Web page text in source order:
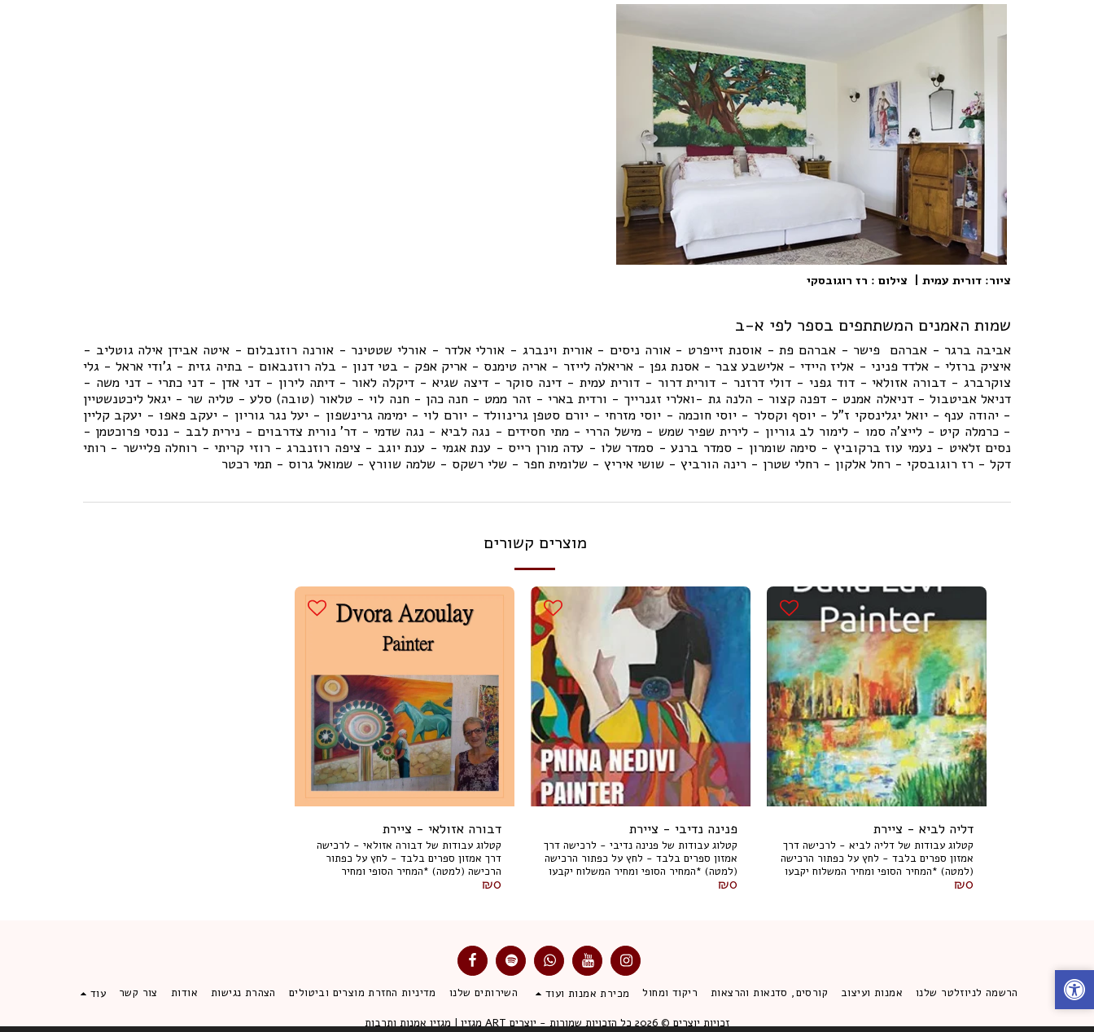
ציור: דורית עמית | צילום : רז רוגובסקי
שמות האמנים המשתתפים בספר לפי א-ב
אביבה ברגר - אברהם פישר - אברהם פת - אוסנת זייפרט - אורה ניסים - אורית וינברג - אורלי אלדר - אורלי שטטינר - אורנה רוזנבלום - איטה אבידן אילה גוטליב -
איציק ברזלי - אלדד פניני - אליז היידי - אלישבע צבר - אסנת גפן - אריאלה לייזר - אריה טימנס - אריק אפק - בטי דנון - בלה רוזנבאום - בתיה גזית - ג'ודי אראל - גלי
צוקרברג - דבורה אזולאי - דוד גפני - דולי דרזנר - דורית דרור - דורית עמית - דינה סוקר - דיצה שגיא - דיקלה לאור - דיתה לירון - דני אדן - דני כתרי - דני משה -
דניאל אביטבול - דניאלה אמנט - דפנה קצור - הלנה גת -ואלרי זגנרייך - ורדית בארי - זהר ממט - חנה כהן - חנה לוי - טלאור (טובה) סלע - טליה שר - יגאל ליכטנשטיין
- יהודה ענף - יואל יגלינסקי ז"ל - יוסף וקסלר - יוסי חוכמה - יוסי מזרחי - יורם סטפן גרינוולד - יורם לוי - ימימה גרינשפון - יעל נגר גוריון - יעקב פאפו - יעקב קליין
- כרמלה קיט - לייצ'ה סמו - לימור לב גוריון - לירית שפיר שמש - מישל הררי - מתי חסידים - נגה לביא - נגה שדמי - דר' נורית צדרבוים - נירית לבב - ננסי פרוכטמן -
נסים זלאיט - נעמי עוז ברקוביץ - סימה שומרון - סמדר ברנע - סמדר שלו - עדה מורן רייס - ענת אגמי - ענת יוגב - ציפה רוזנברג - רוזי קריתי - רוחלה פליישר - רותי
דקל - רז רוגובסקי - רחל אלקון - רחלי שטרן - רינה הורביץ - שושי איריץ - שלומית חפר - שלי רשקס - שלמה שוורץ - שמואל גרוס - תמי רכטר
מוצרים קשורים
דליה לביא - ציירת
קטלוג עבודות של דליה לביא - לרכישה דרך
אמזון ספרים בלבד - לחץ על כפתור הרכישה
(למטה) *המחיר הסופי ומחיר המשלוח יקבעו
דרך אמזון בלבד.
₪0
פנינה נדיבי - ציירת
קטלוג עבודות של פנינה נדיבי - לרכישה דרך
אמזון ספרים בלבד - לחץ על כפתור הרכישה
(למטה) *המחיר הסופי ומחיר המשלוח יקבעו
דרך אמזון בלבד.
₪0
דבורה אזולאי - ציירת
קטלוג עבודות של דבורה אזולאי - לרכישה
דרך אמזון ספרים בלבד - לחץ על כפתור
הרכישה (למטה) *המחיר הסופי ומחיר
המשלוח יקבעו דרך אמזון בלבד.
₪0
הרשמה לניוזלטר שלנו אמנות ועיצוב קורסים, סדנאות והרצאות ריקוד ומחול מכירת אמנות ועוד השירותים שלנו מדיניות החזרת מוצרים וביטולים הצהרת נגישות אודות צור קשר
עוד
זכויות יוצרים © 2026 כל הזכויות שמורות -
יוצרים ART מגזין | מגזין אמנות ותרבות